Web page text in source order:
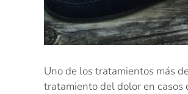
Uno de los tratamientos más
tratamiento del dolor en casos